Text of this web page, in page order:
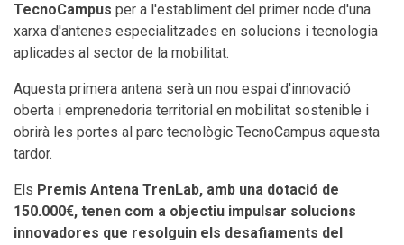
TecnoCampus per a l'establiment del primer node d'una
xarxa d'antenes especialitzades en solucions i tecnologia
aplicades al sector de la mobilitat.
Aquesta primera antena serà un nou espai d'innovació
oberta i emprenedoria territorial en mobilitat sostenible i
obrirà les portes al parc tecnològic TecnoCampus aquesta
tardor.
Els Premis Antena TrenLab, amb una dotació de
150.000€, tenen com a objectiu impulsar solucions
innovadores que resolguin els desafiaments del